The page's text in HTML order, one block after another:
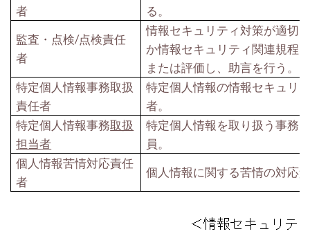
者
る。
監査・点検/点検責任
者
情報セキュリティ対策が適切
か情報セキュリティ関連規程
または評価し、助言を行う。
特定個人情報事務取扱
責任者
特定個人情報の情報セキュリ
者。
特定個人情報事務取扱
担当者
特定個人情報を取り扱う事務
員。
個人情報苦情対応責任
者
個人情報に関する苦情の対応